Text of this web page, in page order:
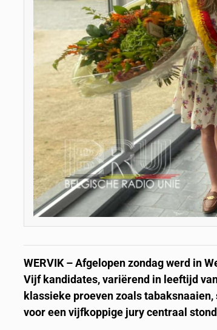
WERVIK – Afgelopen zondag werd in
Vijf kandidates, variërend in leeftijd
klassieke proeven zoals
voor een vijfkoppige jury centraal